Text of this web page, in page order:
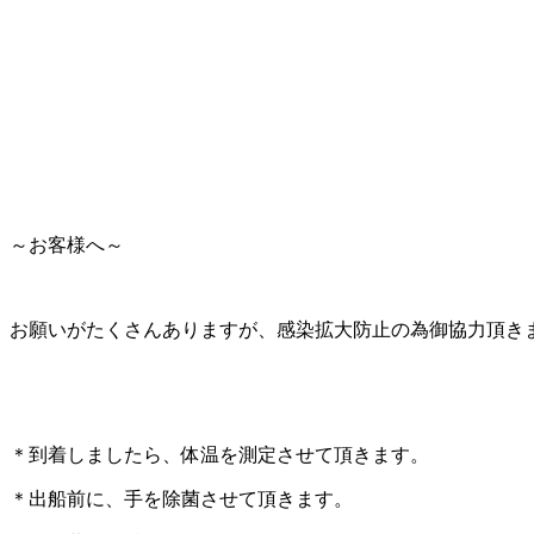
～お客様へ～
お願いがたくさんありますが、感染拡大防止の為御協力頂き
＊到着しましたら、体温を測定させて頂きます。
＊出船前に、手を除菌させて頂きます。